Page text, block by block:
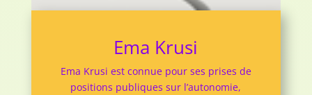
Ema Krusi
Ema Krusi est connue pour ses prises de
positions publiques sur l’autonomie,